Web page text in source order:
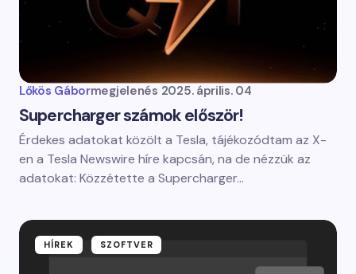
Lőkös Gábormegjelenés 2025. április. 04
Supercharger számok először!
Érdekes adatokat közölt a Tesla, tájékozódtam az X-
en a Tesla Newswire híre kapcsán, na de nézzük az
adatokat: Közzétette a Supercharger…
HÍREK SZOFTVER